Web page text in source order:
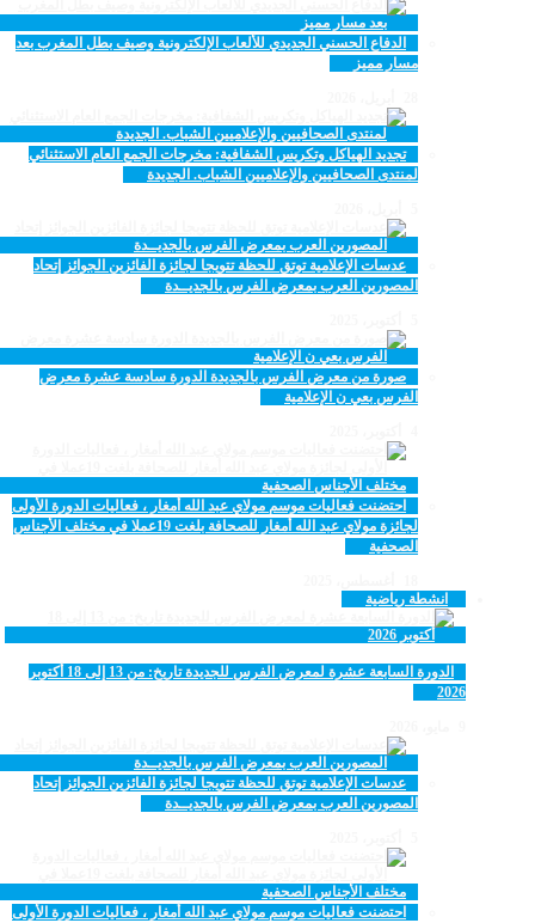
الدفاع الحسني الجديدي للألعاب الإلكترونية وصيف بطل المغرب بعد
مسار مميز
تجديد الهياكل وتكريس الشفافية: مخرجات الجمع العام الاستثنائي
لمنتدى الصحافيين والإعلاميين الشباب. الجديدة
عدسات الإعلامية توتق للحظة تتويجا لجائزة الفائزين الجوائز إتحاد
المصورين العرب بمعرض الفرس بالجديــدة
صورة من معرض الفرس بالجديدة الدورة سادسة عشرة معرض
الفرس بعي ن الإعلامية
احتضنت فعاليات موسم مولاي عبد الله أمغار ، فعاليات الدورة الأولى
لجائزة مولاي عبد الله أمغار للصحافة بلغت 19عملا في مختلف الأجناس
الصحفية
انشطة رياضية
الدورة السابعة عشرة لمعرض الفرس للجديدة تاريخ: من 13 إلى 18 أكتوبر
2026
عدسات الإعلامية توتق للحظة تتويجا لجائزة الفائزين الجوائز إتحاد
المصورين العرب بمعرض الفرس بالجديــدة
احتضنت فعاليات موسم مولاي عبد الله أمغار ، فعاليات الدورة الأولى